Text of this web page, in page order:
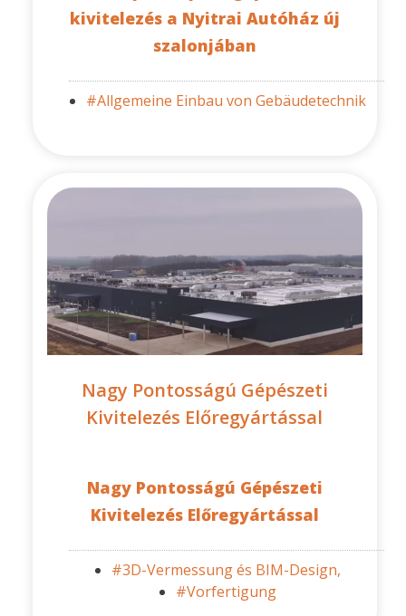
kivitelezés a Nyitrai Autóház új
szalonjában
#Allgemeine Einbau von Gebäudetechnik
Nagy Pontosságú Gépészeti
Kivitelezés Előregyártással
Nagy Pontosságú Gépészeti
Kivitelezés Előregyártással
#3D-Vermessung és BIM-Design,
#Vorfertigung